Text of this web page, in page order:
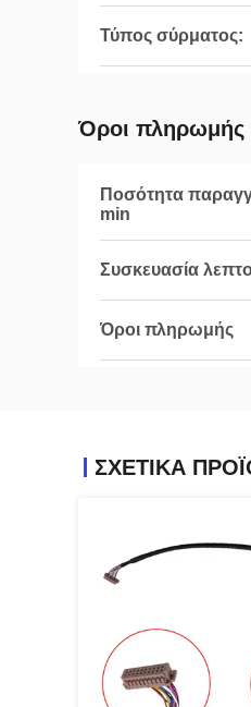
Τύπος σύρματος:
Όροι πληρωμής
Ποσότητα
min
Συσκευασία
Όροι πληρωμής
ΣΧΕΤΙΚΆ